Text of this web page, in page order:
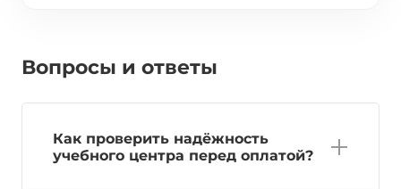
Вопросы и ответы
Как проверить надёжность
учебного центра перед оплатой?